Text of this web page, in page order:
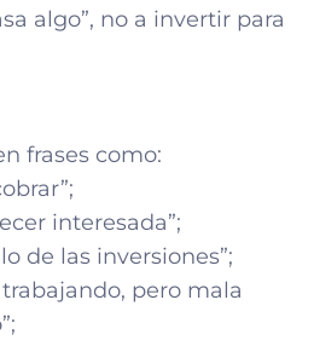
algo”, no a invertir para
frases como:
interesada”;
de las inversiones”;
pero mala